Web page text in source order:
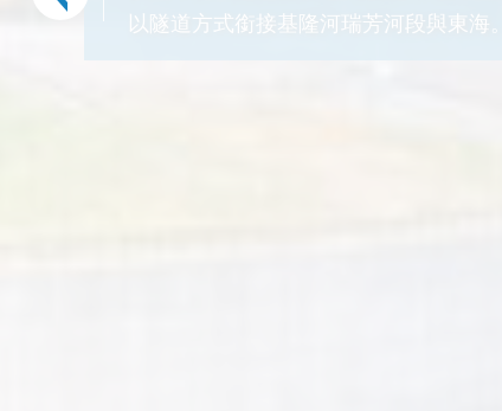
以隧道方式銜接基隆河瑞芳河段與東海。